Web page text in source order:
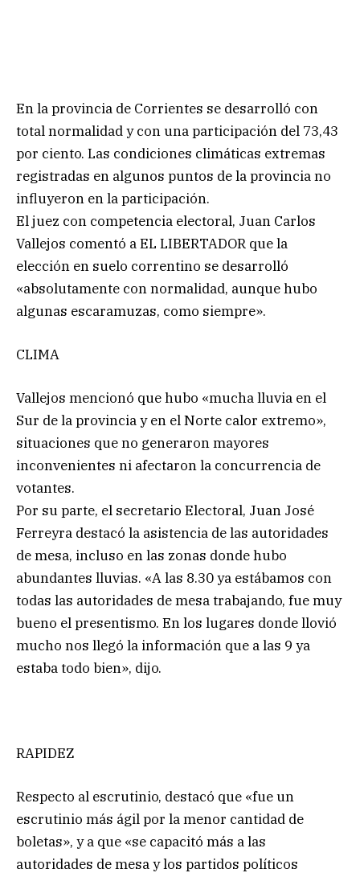
En la provincia de Corrientes se desarrolló con
total normalidad y con una participación del 73,43
por ciento. Las condiciones climáticas extremas
registradas en algunos puntos de la provincia no
influyeron en la participación.
El juez con competencia electoral, Juan Carlos
Vallejos comentó a EL LIBERTADOR que la
elección en suelo correntino se desarrolló
«absolutamente con normalidad, aunque hubo
algunas escaramuzas, como siempre».
CLIMA
Vallejos mencionó que hubo «mucha lluvia en el
Sur de la provincia y en el Norte calor extremo»,
situaciones que no generaron mayores
inconvenientes ni afectaron la concurrencia de
votantes.
Por su parte, el secretario Electoral, Juan José
Ferreyra destacó la asistencia de las autoridades
de mesa, incluso en las zonas donde hubo
abundantes lluvias. «A las 8.30 ya estábamos con
todas las autoridades de mesa trabajando, fue muy
bueno el presentismo. En los lugares donde llovió
mucho nos llegó la información que a las 9 ya
estaba todo bien», dijo.
RAPIDEZ
Respecto al escrutinio, destacó que «fue un
escrutinio más ágil por la menor cantidad de
boletas», y a que «se capacitó más a las
autoridades de mesa y los partidos políticos